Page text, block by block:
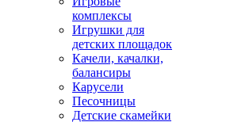
комплексы
Игрушки для
детских площадок
Качели, качалки,
балансиры
Карусели
Песочницы
Детские скамейки